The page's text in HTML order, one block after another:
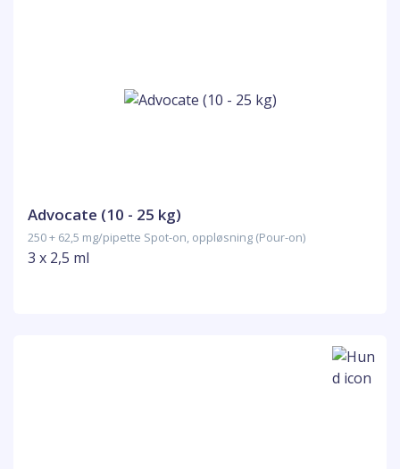
Advocate (10 - 25 kg)
250 + 62,5 mg/pipette Spot-on, oppløsning (Pour-on)
3 x 2,5 ml